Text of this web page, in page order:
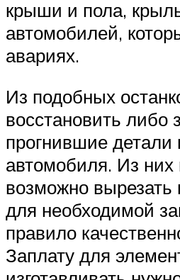
крыши и пола,
автомобилей,
авариях.
Из подобных
восстановить либо
прогнившие детали
автомобиля. Из них
возможно вырезать
для необходимой
правило
Заплату для